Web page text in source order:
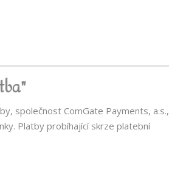
společnost ComGate Payments, a.s.,
Platby probíhající skrze platební